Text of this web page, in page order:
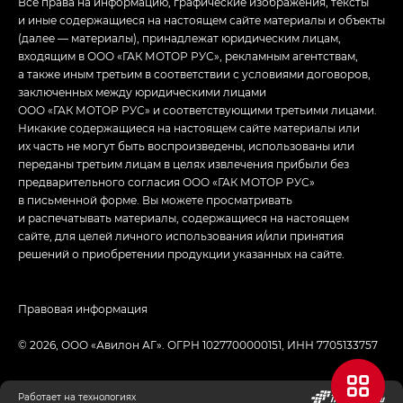
и иные содержащиеся на настоящем сайте материалы и объекты
(далее — материалы), принадлежат юридическим лицам,
входящим в ООО «ГАК МОТОР РУС», рекламным агентствам,
а также иным третьим в соответствии с условиями договоров,
заключенных между юридическими лицами
ООО «ГАК МОТОР РУС» и соответствующими третьими лицами.
Никакие содержащиеся на настоящем сайте материалы или
их часть не могут быть воспроизведены, использованы или
переданы третьим лицам в целях извлечения прибыли без
предварительного согласия ООО «ГАК МОТОР РУС»
в письменной форме. Вы можете просматривать
и распечатывать материалы, содержащиеся на настоящем
сайте, для целей личного использования и/или принятия
решений о приобретении продукции указанных на сайте.
© 2026, ООО «‎Авилон АГ»‎. ОГРН 1027700000151, ИНН 7705133757
Правовая информация
Работает на технологиях